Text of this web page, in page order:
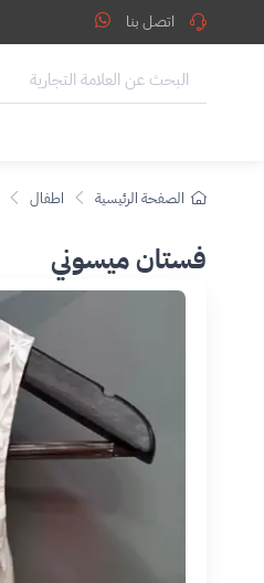
اتصل بنا
الصفحة الرئيسية اطفال
فستان ميسوني